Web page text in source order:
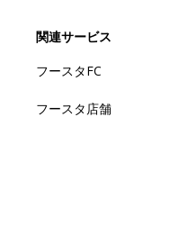
関連サービス
フースタFC
フースタ店舗